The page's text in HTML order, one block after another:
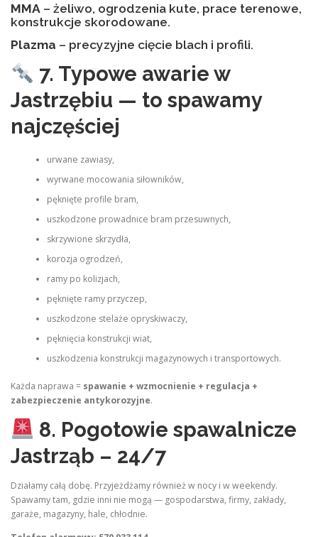
MMA – żeliwo, ogrodzenia kute, prace terenowe,
konstrukcje skorodowane.
Plazma – precyzyjne cięcie blach i profili.
7. Typowe awarie w
Jastrzębiu — to spawamy
najczęściej
urwane zawiasy,
wyrwane mocowania siłowników,
pęknięte profile bram,
uszkodzone prowadnice bram przesuwnych,
skrzywione skrzydła,
korozja ogrodzeń,
ramy po kolizjach,
pęknięte ramy przyczep,
uszkodzone stelaże opryskiwaczy,
pęknięcia konstrukcji wiat,
uszkodzenia konstrukcji magazynowych i transportowych.
Każda naprawa = spawanie + wzmocnienie + regulacja +
zabezpieczenie antykorozyjne.
8. Pogotowie spawalnicze
Jastrząb – 24/7
Działamy całą dobę. Przyjeżdżamy również w nocy i w weekendy.
Spawamy tam, gdzie inni nie mogą — gospodarstwa, firmy, zakłady,
garaże, magazyny, hale, chłodnie.